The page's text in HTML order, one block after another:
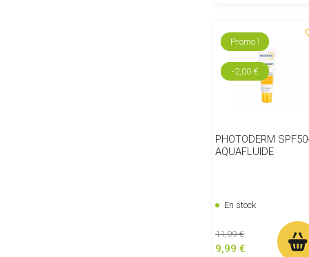
PHOTODERM
AQUAFLUIDE
En stock
Prix de base
11,99 €Prix
9,99 €
Promo !
-2,00 €